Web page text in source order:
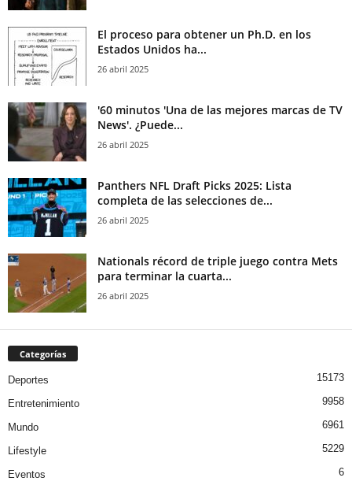
El proceso para obtener un Ph.D. en los
Estados Unidos ha...
26 abril 2025
'60 minutos 'Una de las mejores marcas de TV
News'. ¿Puede...
26 abril 2025
Panthers NFL Draft Picks 2025: Lista
completa de las selecciones de...
26 abril 2025
Nationals récord de triple juego contra Mets
para terminar la cuarta...
26 abril 2025
Categorías
Deportes 15173
Entretenimiento 9958
Mundo 6961
Lifestyle 5229
Eventos 6